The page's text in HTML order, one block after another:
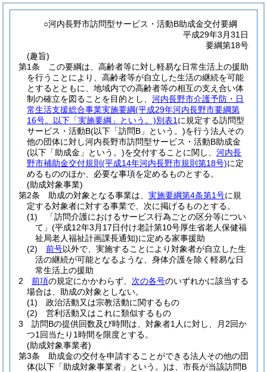
○河内長野市訪問型サービス・活動B助成金交付要綱
平成29年3月31日
要綱第18号
(趣旨)
第1条
この要綱は、高齢者等に対し軽易な日常生活上の援助
を行うことにより、高齢者等が自立した生活の継続を可能
とするとともに、地域内での高齢者等の相互の支え合い体
制の確立を図ることを目的とし、 河内長野市介護予防・日
常生活支援総合事業実施要綱(平成29年河内長野市要綱第
16号。以下「実施要綱」という。)別表1 に規定する訪問型
サービス・活動B(以下「訪問B」という。)を行う法人その
他の団体に対し河内長野市訪問型サービス・活動B助成金
(以下「助成金」という。)を交付することに関し、 河内長
野市補助金交付規則 (平成14年河内長野市規則第18号)に定
めるもののほか、必要な事項を定めるものとする。
(助成対象事業)
第2条
助成の対象となる事業は、 実施要綱第4条第1号に規
定する対象者に対する事業で、次に掲げるものとする。
(1)
「訪問介護におけるサービス行為ごとの区分等につい
て」 (平成12年3月17日付け老計第10号厚生省老人保健福
祉局老人福祉計画課長通知)に定める家事援助
(2)
前号以外で、実施することにより対象者が自立した生
活の継続が可能となるような、身体介護を除く軽易な日
常生活上の援助
2
前項の規定にかかわらず、 次の各号のいずれかに該当する
場合は、助成の対象としない。
(1)
政治活動又は宗教活動に関するもの
(2)
営利活動又はこれに類似するもの
3
訪問Bの提供回数及び時間は、対象者1人に対し、月2回か
つ1回当たり1時間を限度とする。
(助成対象事業者)
第3条
助成金の交付を申請することができる法人その他の団
体(以下「助成対象事業者」という。)は、市長が当該訪問B